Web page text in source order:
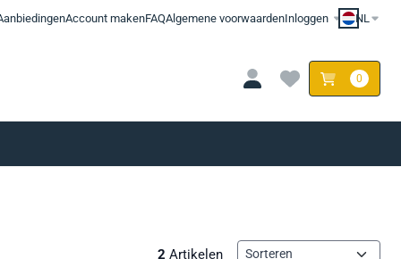
Account makenFAQAlgemene voorwaardenInloggen NL
0
2 Artikelen Sorteermethode